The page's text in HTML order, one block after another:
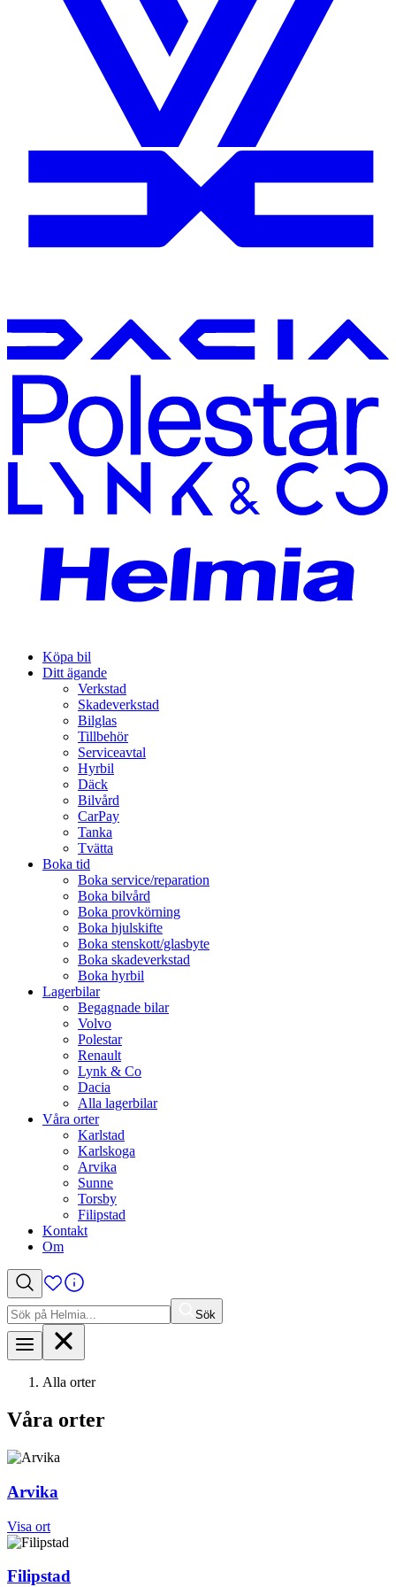
Köpa bil
Ditt ägande
Verkstad
Skadeverkstad
Bilglas
Tillbehör
Serviceavtal
Hyrbil
Däck
Bilvård
CarPay
Tanka
Tvätta
Boka tid
Boka service/reparation
Boka bilvård
Boka provkörning
Boka hjulskifte
Boka stenskott/glasbyte
Boka skadeverkstad
Boka hyrbil
Lagerbilar
Begagnade bilar
Volvo
Polestar
Renault
Lynk & Co
Dacia
Alla lagerbilar
Våra orter
Karlstad
Karlskoga
Arvika
Sunne
Torsby
Filipstad
Kontakt
Om
Sök
efter:
Sök
Alla orter
Våra orter
Arvika
Visa ort
Filipstad